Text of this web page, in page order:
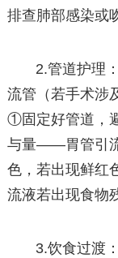
排查肺部感染或
2.管道护理
流管（若手术涉
①固定好管道，
与量——胃管引
色，若出现鲜红
流液若出现食物
3.饮食过渡